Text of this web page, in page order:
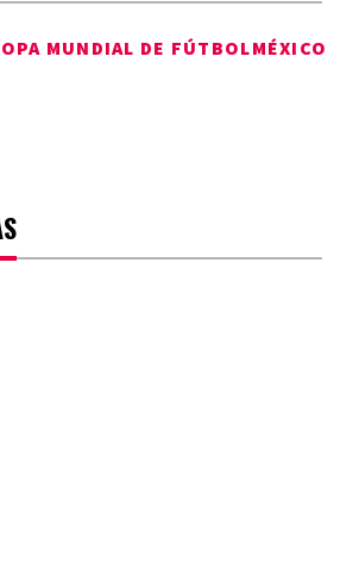
MUNDIAL DE FÚTBOLMÉXICO